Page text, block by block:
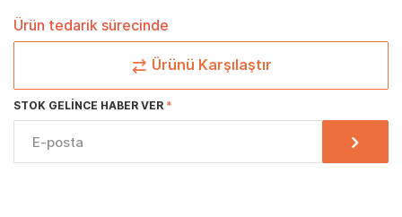
Ürün tedarik sürecinde
Ürünü Karşılaştır
STOK GELINCE HABER VER